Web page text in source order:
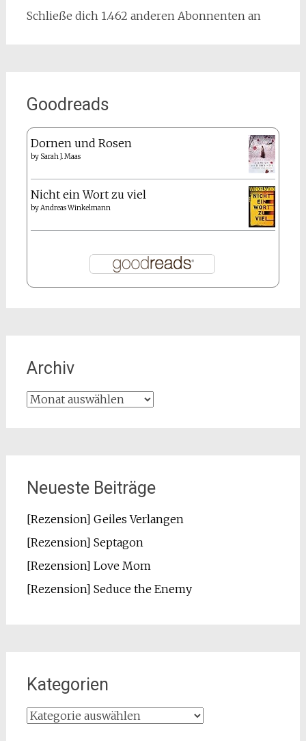
Schließe dich 1.462 anderen Abonnenten an
Goodreads
Dornen und Rosen
by Sarah J. Maas
Nicht ein Wort zu viel
byAndreas Winkelmann
Archiv
Archiv
Neueste Beiträge
[Rezension] Geiles Verlangen
[Rezension] Septagon
[Rezension] Love Mom
[Rezension] Seduce the Enemy
Kategorien
Kategorien